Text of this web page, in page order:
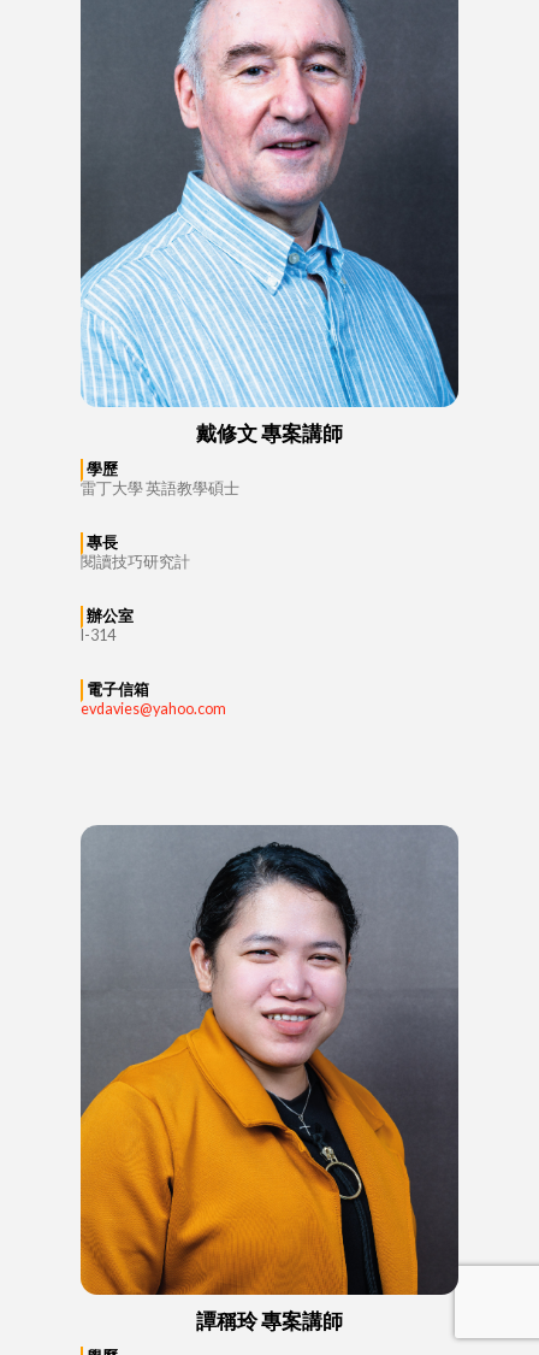
戴修文 專案講師
學歷
雷丁大學 英語教學碩士
專長
閱讀技巧研究計
辦公室
I-314
電子信箱
evdavies@yahoo.com
譚稱玲 專案講師